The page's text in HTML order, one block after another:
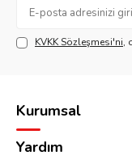
KVKK Sözleşmesi'ni,
Kurumsal
Yardım